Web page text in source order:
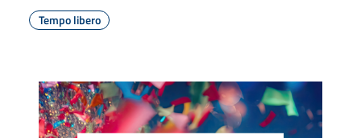
Tempo libero